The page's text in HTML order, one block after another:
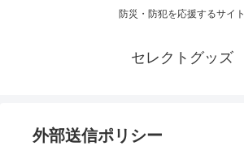
防災・防犯を応援するサイト
セレクトグッズ
外部送信ポリシー